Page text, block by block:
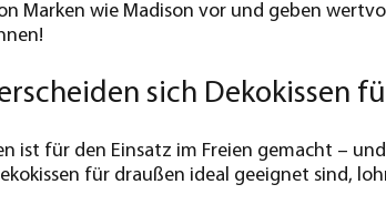
Marken wie Madison vor und geben
sich Dekokissen
ist für den Einsatz im Freien gemacht –
für draußen ideal geeignet sind,